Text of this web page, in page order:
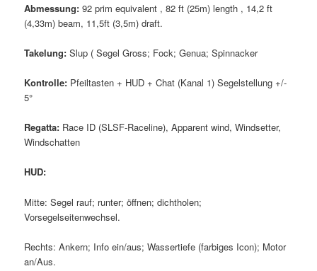
Abmessung: 92 prim equivalent , 82 ft (25m) length , 14,2 ft
(4,33m) beam, 11,5ft (3,5m) draft.
Takelung: Slup ( Segel Gross; Fock; Genua; Spinnacker
Kontrolle: Pfeiltasten + HUD + Chat (Kanal 1) Segelstellung +/-
5°
Regatta: Race ID (SLSF-Raceline), Apparent wind, Windsetter,
Windschatten
HUD:
Mitte: Segel rauf; runter; öffnen; dichtholen;
Vorsegelseitenwechsel.
Rechts: Ankern; Info ein/aus; Wassertiefe (farbiges Icon); Motor
an/Aus.